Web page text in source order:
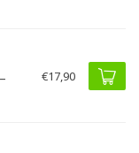
€17,90